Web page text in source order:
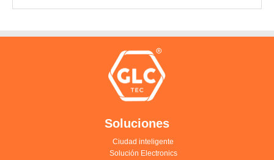
Soluciones
Ciudad inteligente
Solución Electronics